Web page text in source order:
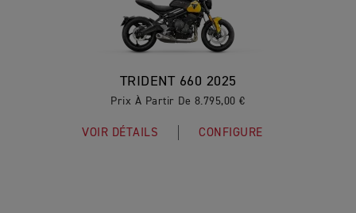
TRIDENT 660 2025
Prix À Partir De 8.795,00 €
VOIR DÉTAILS CONFIGURE